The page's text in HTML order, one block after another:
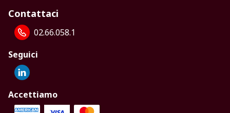
Contattaci
02.66.058.1
Seguici
Accettiamo